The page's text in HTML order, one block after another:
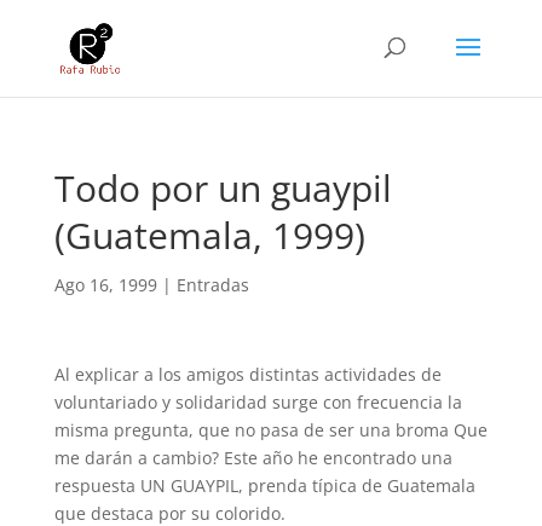
Todo por un guaypil
(Guatemala, 1999)
Ago 16, 1999| Entradas
Al explicar a los amigos distintas actividades de
voluntariado y solidaridad surge con frecuencia la
misma pregunta, que no pasa de ser una broma Que
me darán a cambio? Este año he encontrado una
respuesta UN GUAYPIL, prenda típica de Guatemala
que destaca por su colorido.